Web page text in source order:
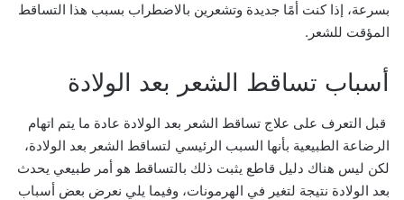
بسرعة، إذا كنت أمًا جديدة وتشعرين بالاضطراب بسبب هذا التساقط
المؤقت للشعر.
أسباب تساقط الشعر بعد الولادة
قبل التعرف على علاج تساقط الشعر بعد الولادة عادة ما يتم اتهام
الرضاعة الطبيعية بأنها السبب الرئيسي لتساقط الشعر بعد الولادة،
لكن ليس هناك دليل قاطع يثبت ذلك بالتساقط هو أمر طبيعي يحدث
بعد الولادة نتيجة لتغير في الهرمونات، وفيما يلي نعرض بعض أسباب